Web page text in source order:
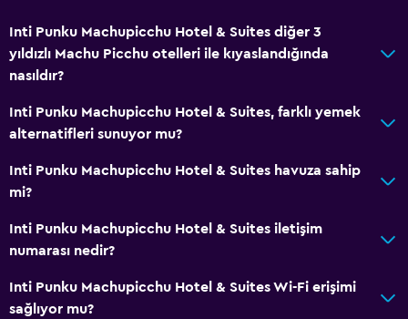
Inti Punku Machupicchu Hotel & Suites diğer 3
yıldızlı Machu Picchu otelleri ile kıyaslandığında
nasıldır?
Inti Punku Machupicchu Hotel & Suites, farklı yemek
alternatifleri sunuyor mu?
Inti Punku Machupicchu Hotel & Suites havuza sahip
mi?
Inti Punku Machupicchu Hotel & Suites iletişim
numarası nedir?
Inti Punku Machupicchu Hotel & Suites Wi-Fi erişimi
sağlıyor mu?